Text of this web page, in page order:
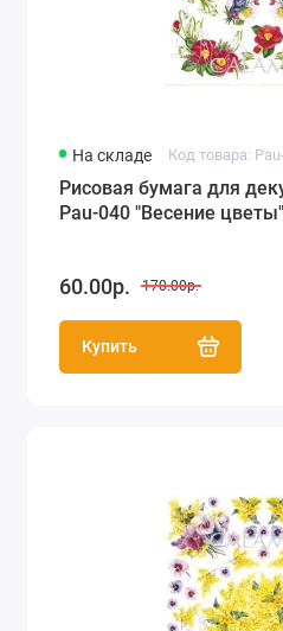
На складе Код товара:
Рисовая бумага для
Pau-040 "Весение
60.00р. 170.00р.
Купить